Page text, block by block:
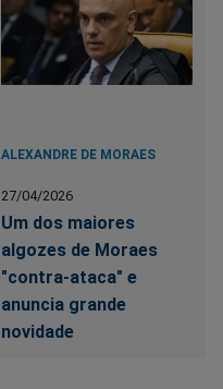
ALEXANDRE DE MORAES
27/04/2026
Um dos maiores
algozes de Moraes
"contra-ataca" e
anuncia grande
novidade